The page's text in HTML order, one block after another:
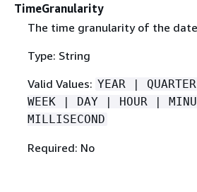
TimeGranularity
The time granularity of the
Type: String
Valid Values: YEAR |
WEEK | DAY | HOUR |
MILLISECOND
Required: No